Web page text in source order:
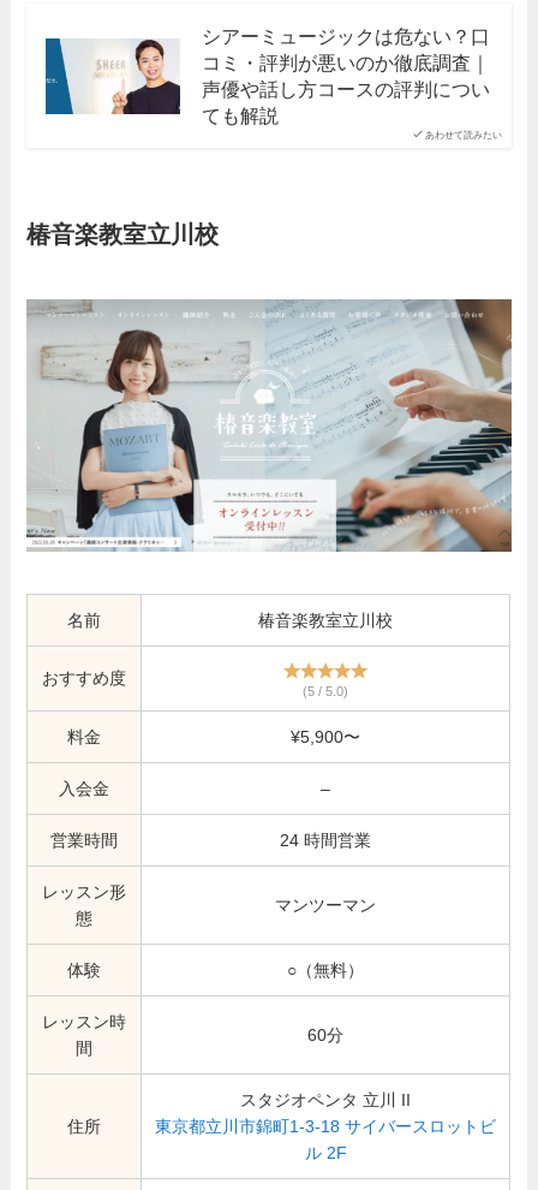
あわせて読みたい
シアーミュージックは危ない？口
コミ・評判が悪いのか徹底調査｜
声優や話し方コースの評判につい
ても解説
椿音楽教室立川校
名前 椿音楽教室立川校
おすすめ度
(5 / 5.0)
料金 ¥5,900〜
入会金 –
営業時間 24 時間営業
レッスン形
態
マンツーマン
体験 ○（無料）
レッスン時
間
60分
住所
スタジオペンタ 立川 II
東京都立川市錦町1-3-18 サイバースロットビ
ル 2F